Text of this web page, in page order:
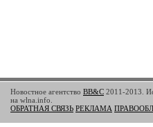
Новостное агентство BB&C 2011-2013.
на wlna.info.
ОБРАТНАЯ СВЯЗЬ РЕКЛАМА